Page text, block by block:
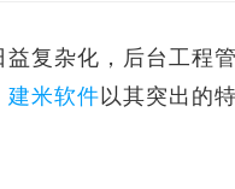
杂化，后台工程
建米软件 以其突出的